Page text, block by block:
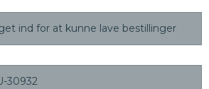
ind for at kunne lave bestillinger
30932